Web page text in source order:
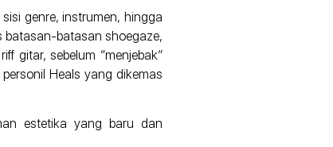
genre, instrumen, hingga
batasan-batasan shoegaze,
gitar, sebelum “menjebak”
Heals yang dikemas
estetika yang baru dan